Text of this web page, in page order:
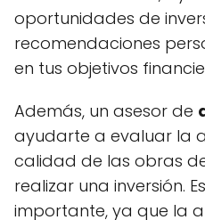
oportunidades de
recomendaciones
en tus objetivos
Además, un asesor de
ayudarte a evaluar la
calidad de las obras
realizar una inversión.
importante, ya que la